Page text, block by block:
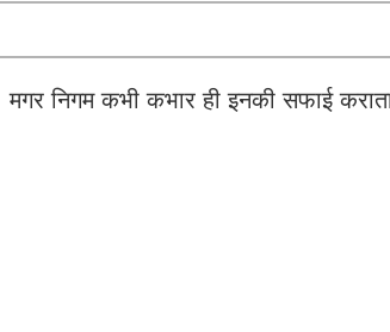
निगम कभी कभार ही इनकी सफाई